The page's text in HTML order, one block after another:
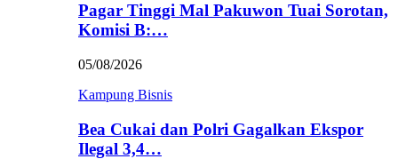
Pagar Tinggi Mal Pakuwon Tuai Sorotan,
Komisi B:…
05/08/2026
Kampung Bisnis
Bea Cukai dan Polri Gagalkan Ekspor
Ilegal 3,4…